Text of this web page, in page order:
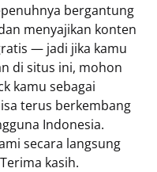
bergantung
menyajikan konten
— jadi jika kamu
di situs ini, mohon
kamu sebagai
terus berkembang
Indonesia.
secara langsung
kasih.